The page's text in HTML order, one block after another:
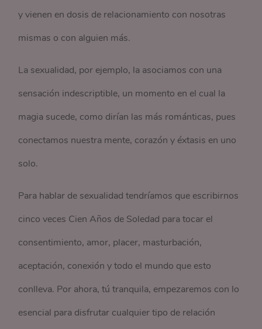
y vienen en dosis de relacionamiento con nosotras
mismas o con alguien más.
La sexualidad, por ejemplo, la asociamos con una
sensación indescriptible, un momento en el cual la
magia sucede, como dirían las más románticas, pues
conectamos nuestra mente, corazón y éxtasis en uno
solo.
Para hablar de sexualidad tendríamos que escribirnos
cinco veces Cien Años de Soledad para tocar el
consentimiento, amor, placer, masturbación,
aceptación, conexión y todo el mundo que esto
conlleva. Por ahora, tú tranquila, empezaremos con lo
esencial para disfrutar cualquier tipo de relación